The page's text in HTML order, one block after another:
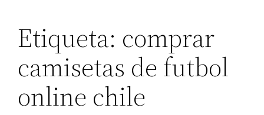
Etiqueta: comprar
camisetas de futbol
online chile